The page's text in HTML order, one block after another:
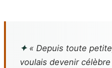
✦« Depuis toute
voulais devenir célèbre